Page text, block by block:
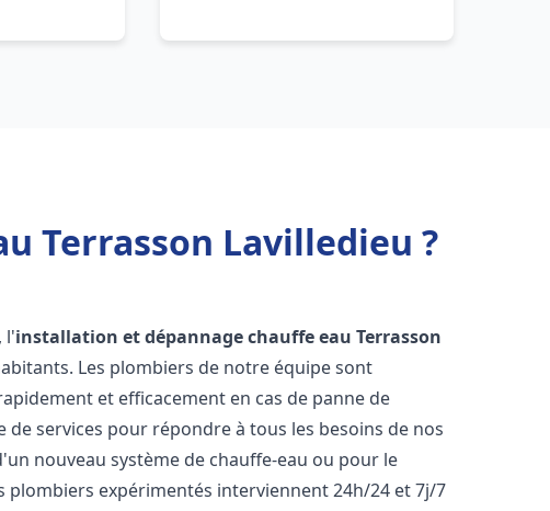
Terrasson Lavilledieu ?
, l'installation et dépannage chauffe eau Terrasson
Les plombiers de notre équipe sont
et efficacement en cas de panne de
services pour répondre à tous les besoins de nos
nouveau système de chauffe-eau ou pour le
plombiers expérimentés interviennent 24h/24 et 7j/7